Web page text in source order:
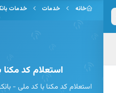
به محتوای اصلی
خانه خدمات خدمات بانکی
استعلام کد مکنا
استعلام کد مکنا با کد ملی - بانک